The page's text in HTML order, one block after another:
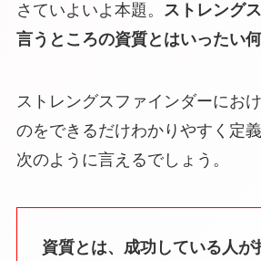
さていよいよ本題。 ストレング
言うところの資質とはいったい
ストレングスファインダーにお
のをできるだけわかりやすく定
次のように言えるでしょう。
資質とは、成功している人が